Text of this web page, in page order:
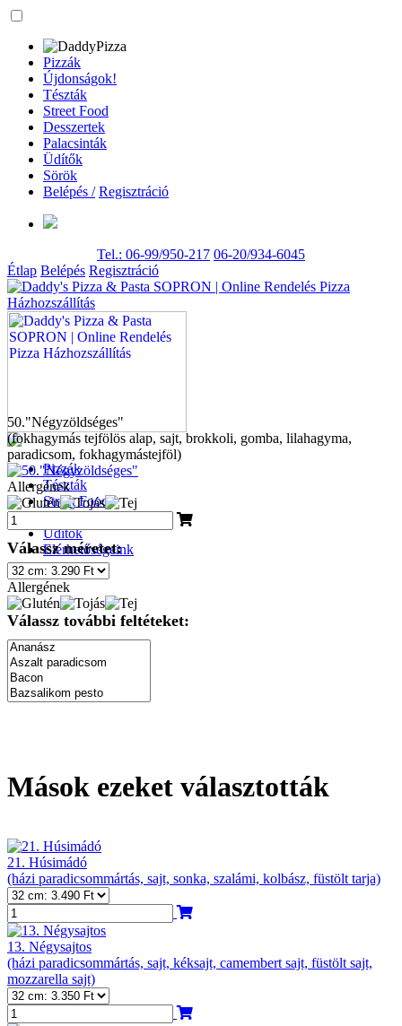
Pizzák
Újdonságok!
Tészták
Street Food
Desszertek
Palacsinták
Üdítők
Sörök
Belépés / Regisztráció
Tel.: 06-99/950-217 06-20/934-6045
Étlap Belépés Regisztráció
Pizzák
Tészták
Street Food
Desszertek
Üdítők
Elérhetőségeink
50."Négyzöldséges"
(fokhagymás tejfölös alap, sajt, brokkoli, gomba, lilahagyma,
paradicsom, fokhagymástejföl)
Allergének
Válassz méretet:
Allergének
Válassz további feltéteket:
Mások ezeket választották
21. Húsimádó
(házi paradicsommártás, sajt, sonka, szalámi, kolbász, füstölt tarja)
13. Négysajtos
(házi paradicsommártás, sajt, kéksajt, camembert sajt, füstölt sajt,
mozzarella sajt)